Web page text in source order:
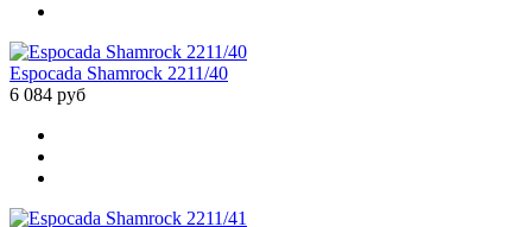
Espocada Shamrock 2211/40
6 084 руб